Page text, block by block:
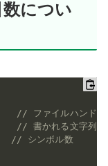
につい
// ファイルハンドル
// 書かれる文字列
// シンボル数